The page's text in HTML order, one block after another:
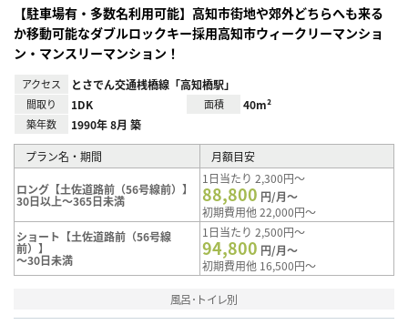
【駐車場有・多数名利用可能】高知市街地や郊外どちらへも来る
か移動可能なダブルロックキー採用高知市ウィークリーマンショ
ン・マンスリーマンション！
アクセス とさでん交通桟橋線「高知橋駅」
間取り 1DK 面積 40m²
築年数 1990年 8月 築
プラン名・期間 月額目安
ロング【土佐道路前（56号線前）】
30日以上～365日未満
1日当たり 2,300円～
88,800 円/月～
初期費用他 22,000円～
ショート【土佐道路前（56号線
前）】
～30日未満
1日当たり 2,500円～
94,800 円/月～
初期費用他 16,500円～
風呂･トイレ別